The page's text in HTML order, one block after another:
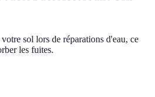
sol lors de réparations d'eau, ce
les fuites.